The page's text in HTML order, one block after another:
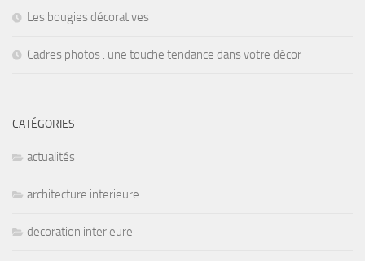
Les bougies décoratives
Cadres photos : une touche tendance dans votre décor
CATÉGORIES
actualités
architecture interieure
decoration interieure